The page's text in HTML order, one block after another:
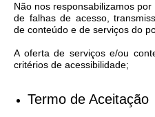
Não nos responsabilizamos
de falhas de acesso,
de conteúdo e de serviços do
A oferta de serviços e/ou
critérios de acessibilidade;
Termo de Aceitação